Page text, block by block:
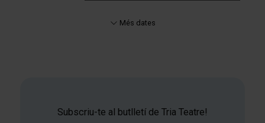
Més dates
Subscriu-te al butlletí de Tria Teatre!